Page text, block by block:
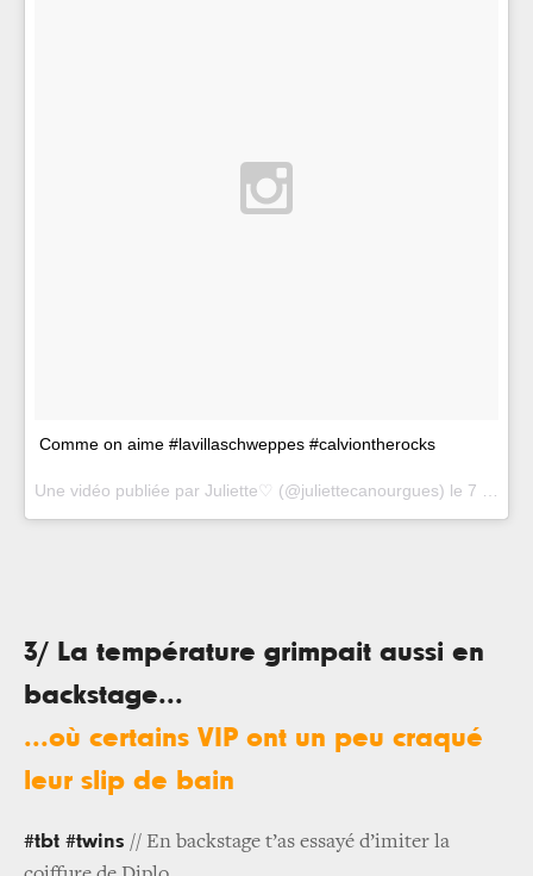
Comme on aime #lavillaschweppes #calviontherocks
Une vidéo publiée par Juliette♡ (@juliettecanourgues) le 7 Juil. 2015 à 14h53 PDT
3/ La température grimpait aussi en
backstage...
...où certains VIP ont un peu craqué
leur slip de bain
#tbt #twins // En backstage t’as essayé d’imiter la